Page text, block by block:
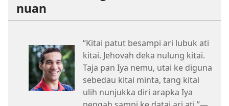
nuan
“Kitai patut besampi ari lubuk ati
kitai. Jehovah deka nulung kitai.
Taja pan Iya nemu, utai ke diguna
sebedau kitai minta, tang kitai
ulih nunjukka diri arapka Iya